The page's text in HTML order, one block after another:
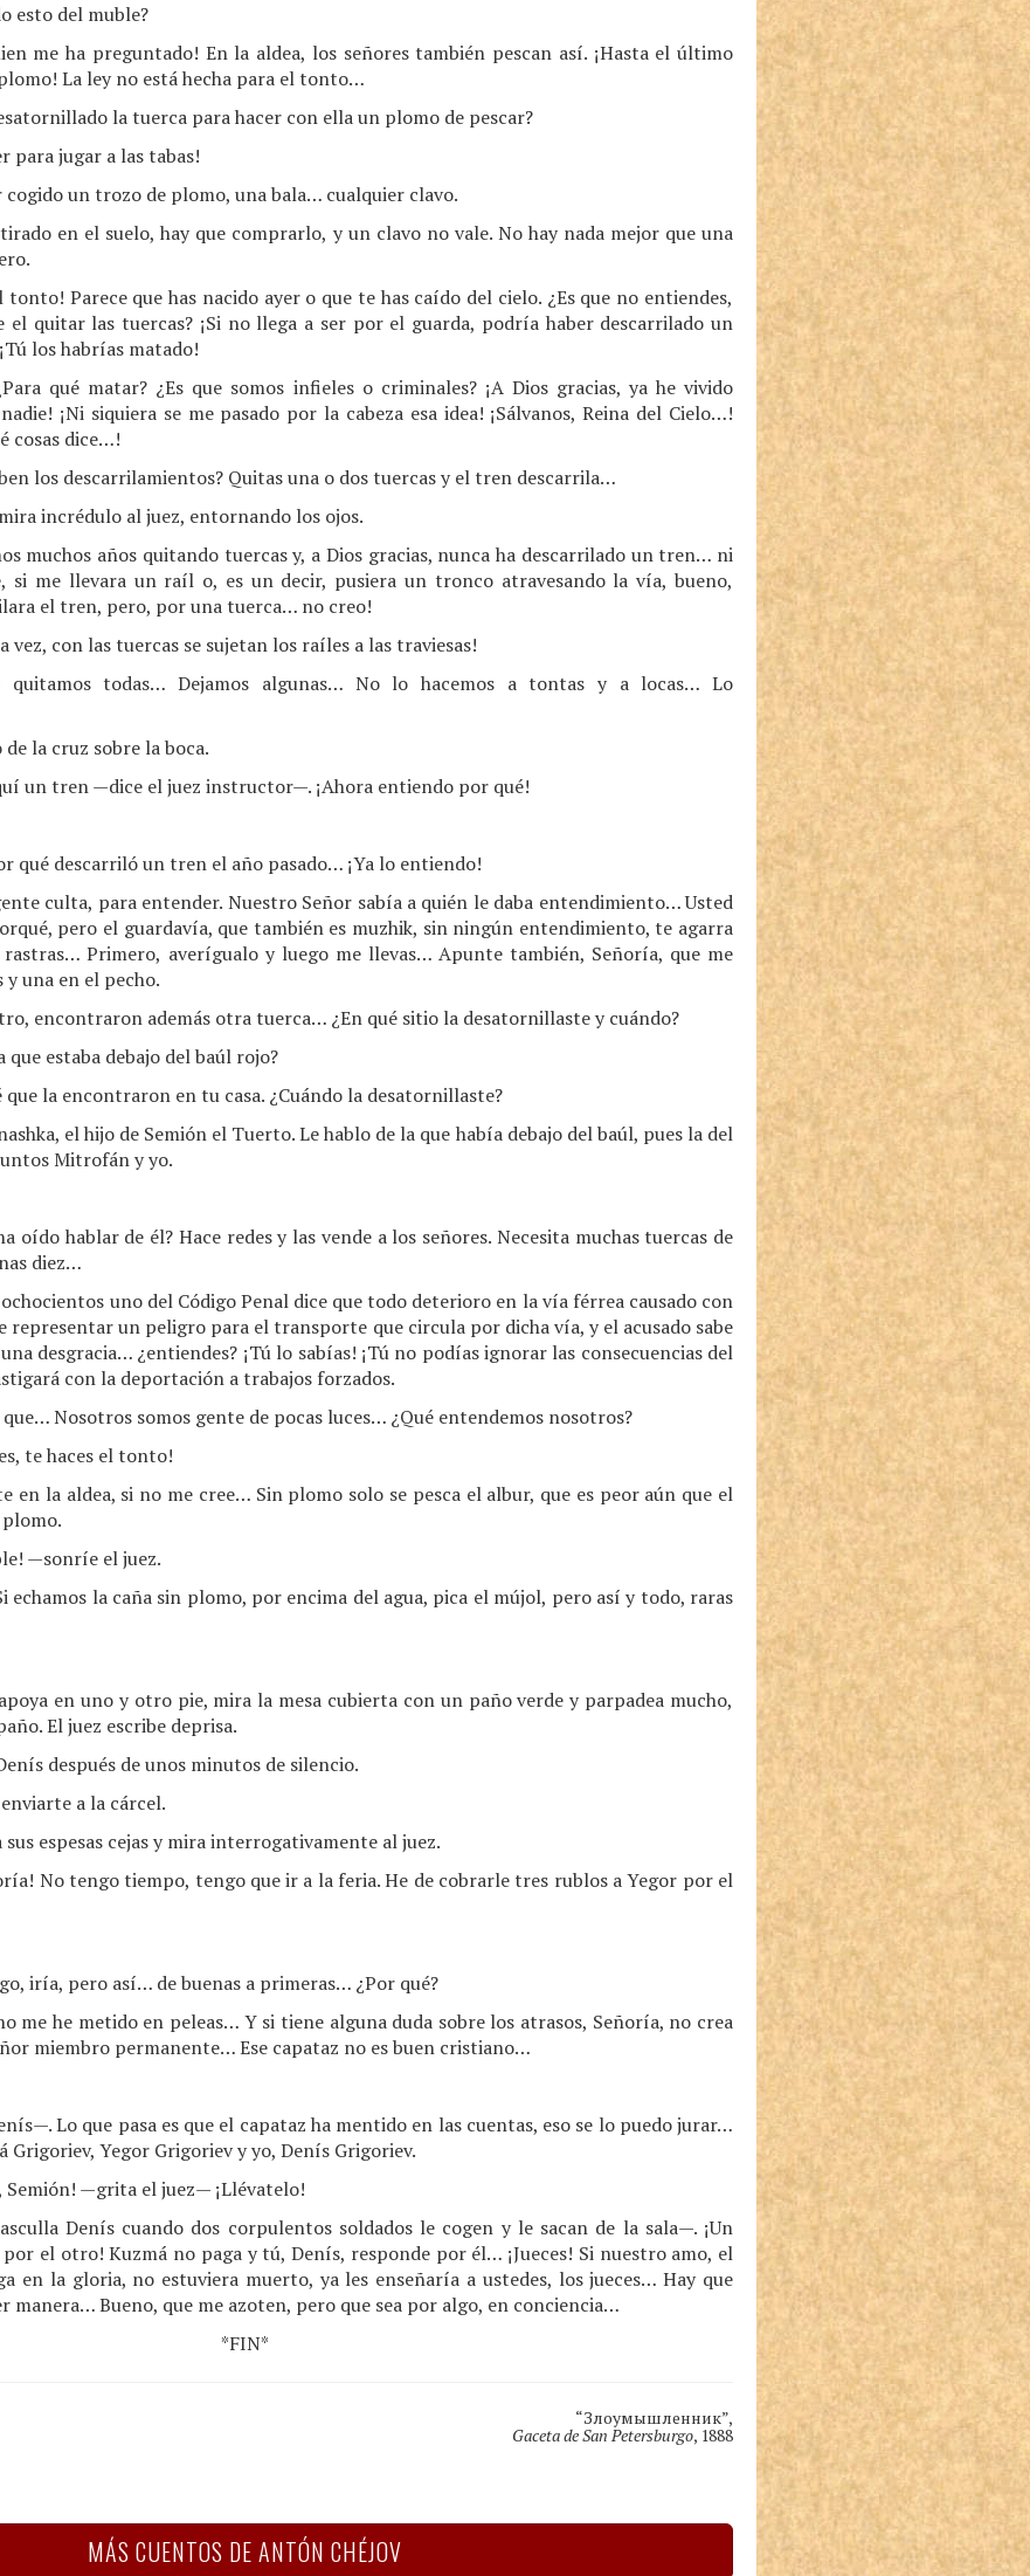
esto del muble?
me ha preguntado! En la aldea, los señores también pescan así. ¡Hasta el último
La ley no está hecha para el tonto…
la tuerca para hacer con ella un plomo de pescar?
para jugar a las tabas!
un trozo de plomo, una bala… cualquier clavo.
en el suelo, hay que comprarlo, y un clavo no vale. No hay nada mejor que una
tonto! Parece que has nacido ayer o que te has caído del cielo. ¿Es que no entiendes,
el quitar las tuercas? ¡Si no llega a ser por el guarda, podría haber descarrilado un
los habrías matado!
qué matar? ¿Es que somos infieles o criminales? ¡A Dios gracias, ya he vivido
¡Ni siquiera se me pasado por la cabeza esa idea! ¡Sálvanos, Reina del Cielo…!
cosas dice…!
los descarrilamientos? Quitas una o dos tuercas y el tren descarrila…
incrédulo al juez, entornando los ojos.
muchos años quitando tuercas y, a Dios gracias, nunca ha descarrilado un tren… ni
si me llevara un raíl o, es un decir, pusiera un tronco atravesando la vía, bueno,
el tren, pero, por una tuerca… no creo!
vez, con las tuercas se sujetan los raíles a las traviesas!
todas… Dejamos algunas… No lo hacemos a tontas y a locas… Lo
la cruz sobre la boca.
un tren —dice el juez instructor—. ¡Ahora entiendo por qué!
qué descarriló un tren el año pasado… ¡Ya lo entiendo!
culta, para entender. Nuestro Señor sabía a quién le daba entendimiento… Usted
pero el guardavía, que también es muzhik, sin ningún entendimiento, te agarra
Primero, averígualo y luego me llevas… Apunte también, Señoría, que me
y una en el pecho.
encontraron además otra tuerca… ¿En qué sitio la desatornillaste y cuándo?
estaba debajo del baúl rojo?
que la encontraron en tu casa. ¿Cuándo la desatornillaste?
el hijo de Semión el Tuerto. Le hablo de la que había debajo del baúl, pues la del
Mitrofán y yo.
hablar de él? Hace redes y las vende a los señores. Necesita muchas tuercas de
diez…
uno del Código Penal dice que todo deterioro en la vía férrea causado con
representar un peligro para el transporte que circula por dicha vía, y el acusado sabe
desgracia… ¿entiendes? ¡Tú lo sabías! ¡Tú no podías ignorar las consecuencias del
con la deportación a trabajos forzados.
Nosotros somos gente de pocas luces… ¿Qué entendemos nosotros?
te haces el tonto!
en la aldea, si no me cree… Sin plomo solo se pesca el albur, que es peor aún que el
—sonríe el juez.
la caña sin plomo, por encima del agua, pica el mújol, pero así y todo, raras
en uno y otro pie, mira la mesa cubierta con un paño verde y parpadea mucho,
El juez escribe deprisa.
después de unos minutos de silencio.
a la cárcel.
espesas cejas y mira interrogativamente al juez.
No tengo tiempo, tengo que ir a la feria. He de cobrarle tres rublos a Yegor por el
iría, pero así… de buenas a primeras… ¿Por qué?
me he metido en peleas… Y si tiene alguna duda sobre los atrasos, Señoría, no crea
miembro permanente… Ese capataz no es buen cristiano…
Lo que pasa es que el capataz ha mentido en las cuentas, eso se lo puedo jurar…
Grigoriev, Yegor Grigoriev y yo, Denís Grigoriev.
Semión! —grita el juez— ¡Llévatelo!
Denís cuando dos corpulentos soldados le cogen y le sacan de la sala—. ¡Un
el otro! Kuzmá no paga y tú, Denís, responde por él… ¡Jueces! Si nuestro amo, el
en la gloria, no estuviera muerto, ya les enseñaría a ustedes, los jueces… Hay que
manera… Bueno, que me azoten, pero que sea por algo, en conciencia…
*FIN*
“Злоумышленник”,
Gaceta de San Petersburgo, 1888
MÁS CUENTOS DE ANTÓN CHÉJOV